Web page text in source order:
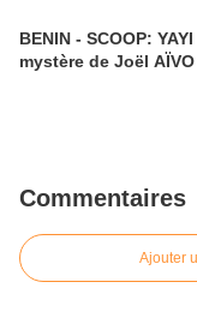
BENIN - SCOOP:
mystère de Joël AÏVO
Commentaires
Ajouter